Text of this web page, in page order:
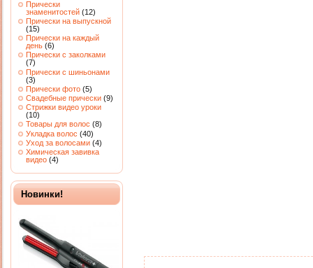
Прически
знаменитостей (12)
Прически на выпускной
(15)
Прически на каждый
день (6)
Прически с заколками
(7)
Прически с шиньонами
(3)
Прически фото (5)
Свадебные прически (9)
Стрижки видео уроки
(10)
Товары для волос (8)
Укладка волос (40)
Уход за волосами (4)
Химическая завивка
видео (4)
Новинки!